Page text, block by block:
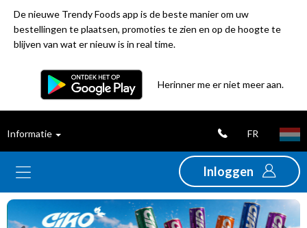
De nieuwe Trendy Foods app is de beste manier om uw
bestellingen te plaatsen, promoties te zien en op de hoogte te
blijven van wat er nieuw is in real time.
Herinner me er niet meer aan.
Informatie FR
Inloggen
verkochte
producten
Nieuwigheden
Previous